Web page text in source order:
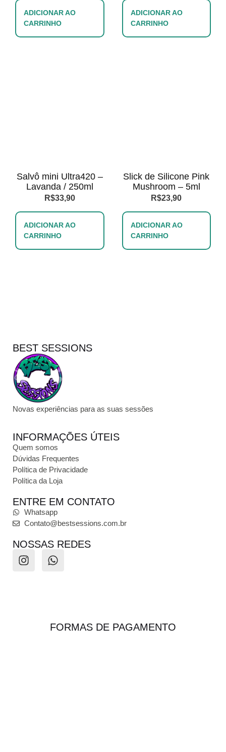
ADICIONAR AO
CARRINHO
ADICIONAR AO
CARRINHO
Salvô mini Ultra420 –
Lavanda / 250ml
R$33,90
ADICIONAR AO
CARRINHO
Slick de Silicone Pink
Mushroom – 5ml
R$23,90
ADICIONAR AO
CARRINHO
BEST SESSIONS
Novas experiências para as suas sessões
INFORMAÇÕES ÚTEIS
Quem somos
Dúvidas Frequentes
Política de Privacidade
Política da Loja
ENTRE EM CONTATO
Whatsapp
Contato@bestsessions.com.br
NOSSAS REDES
FORMAS DE PAGAMENTO